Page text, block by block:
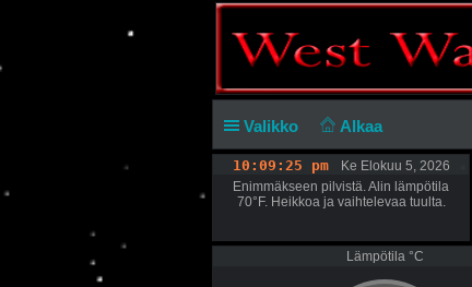
Valikko Alkaa
10:09:25 pm
Ke Elokuu 5, 2026
Enimmäkseen pilvistä. Alin lämpötila
70°F. Heikkoa ja vaihtelevaa tuulta.
Lämpötila °C